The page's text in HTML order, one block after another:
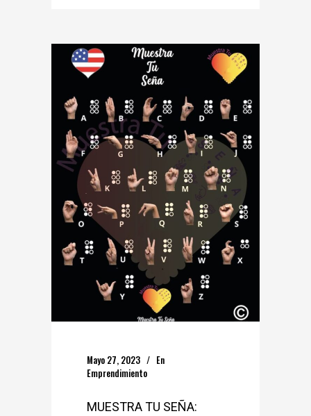
Mayo 27, 2023
En
Emprendimiento
MUESTRA TU SEÑA: